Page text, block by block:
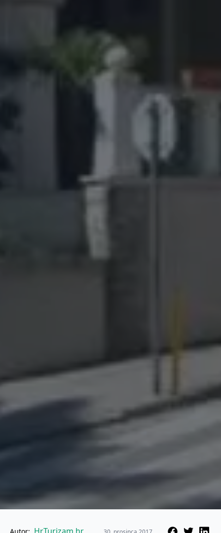
Autor: HrTurizam.hr